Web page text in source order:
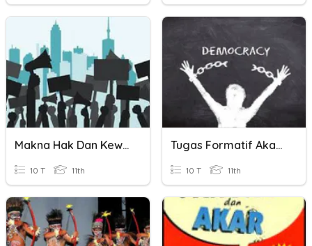
Makna Hak Dan Kewajiban Asasi Manusia
10 T 11th
Tugas Formatif Akar-Akar Nasionalisme Dan Demokrasi Di Indonesia
10 T 11th